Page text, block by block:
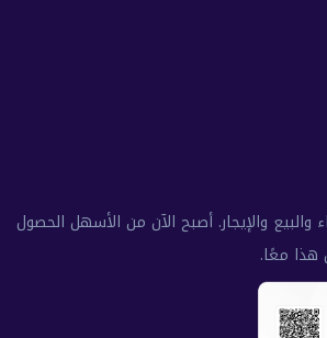
والبيع والإيجار. أصبح الآن من الأسهل الحصول
هذا معًا.